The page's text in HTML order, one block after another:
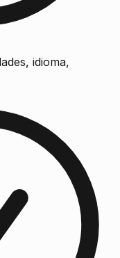
idioma,